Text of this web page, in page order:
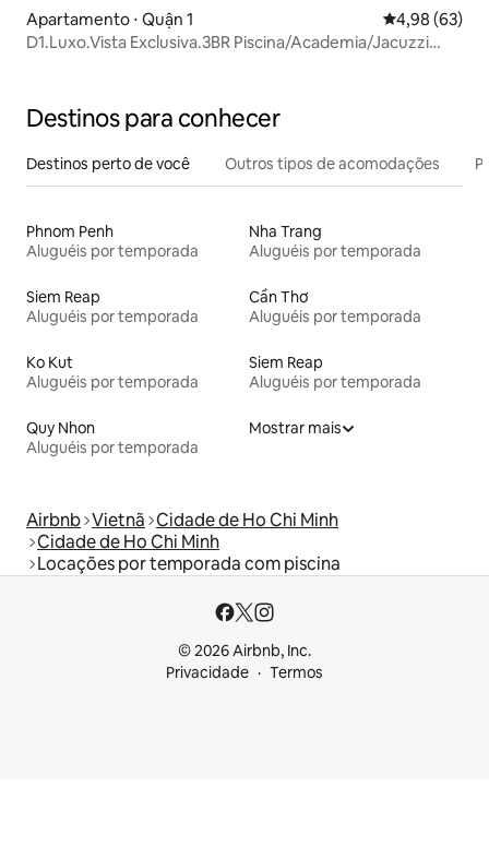
Apartamento ⋅ Quận 1 4,98 de uma
4,98 (63)
D1.Luxo.Vista Exclusiva.3BR Piscina/Academia/Jacuzzi
Destinos para conhecer
Destinos perto de você Outros tipos de acomodações
Phnom Penh
Aluguéis por temporada
Nha Trang
Aluguéis por temporada
Siem Reap
Aluguéis por temporada
Cần Thơ
Aluguéis por temporada
Ko Kut
Aluguéis por temporada
Siem Reap
Aluguéis por temporada
Quy Nhon
Aluguéis por temporada
Mostrar mais
Airbnb Vietnã Cidade de Ho Chi Minh
Cidade de Ho Chi Minh
Locações por temporada com piscina
© 2026 Airbnb, Inc.
Privacidade
Termos